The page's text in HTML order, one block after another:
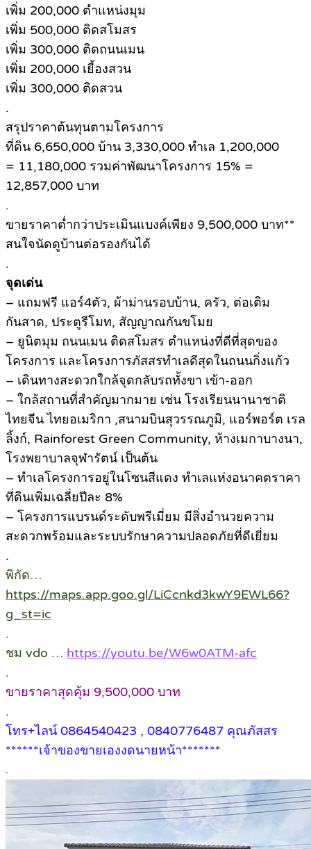
เพิ่ม 200,000 ตำแหน่งมุม
เพิ่ม 500,000 ติดสโมสร
เพิ่ม 300,000 ติดถนนเมน
เพิ่ม 200,000 เยี้องสวน
เพิ่ม 300,000 ติดสวน
.
สรุปราคาต้นทุนตามโครงการ
ที่ดิน 6,650,000 บ้าน 3,330,000 ทำเล 1,200,000
= 11,180,000 รวมค่าพัฒนาโครงการ 15% =
12,857,000 บาท
.
ขายราคาต่ำกว่าประเมินแบงค์เพียง 9,500,000 บาท**
สนใจนัดดูบ้านต่อรองกันได้
.
จุดเด่น
– แถมฟรี แอร์4ตัว, ผ้าม่านรอบบ้าน, ครัว, ต่อเติม
กันสาด, ประตูรีโมท, สัญญาณกันขโมย
– ยูนิตมุม ถนนเมน ติดสโมสร ตำแหน่งที่ดีที่สุดของ
โครงการ และโครงการภัสสรทำเลดีสุดในถนนกิ่งแก้ว
– เดินทางสะดวกใกล้จุดกลับรถทั้งขา เข้า-ออก
– ใกล้สถานที่สำคัญมากมาย เช่น โรงเรียนนานาชาติ
ไทยจีน ไทยอเมริกา ,สนามบินสุวรรณภูมิ, แอร์พอร์ต เรล
ลิ้งก์, Rainforest Green Community, ห้างเมกาบางนา,
โรงพยาบาลจุฬารัตน์ เป็นต้น
– ทำเลโครงการอยู่ในโซนสีแดง ทำเลแห่งอนาคตราคา
ที่ดินเพิ่มเฉลี่ยปีละ 8%
– โครงการแบรนด์ระดับพรีเมี่ยม มีสิ่งอำนวยความ
สะดวกพร้อมและระบบรักษาความปลอดภัยที่ดีเยี่ยม
.
พิกัด…
https://maps.app.goo.gl/LiCcnkd3kwY9EWL66?
g_st=ic
.
ชม vdo … https://youtu.be/W6w0ATM-afc
.
ขายราคาสุดคุ้ม 9,500,000 บาท
.
โทร+ไลน์ 0864540423 , 0840776487 คุณภัสสร
******เจ้าของขายเองงดนายหน้า*******
.